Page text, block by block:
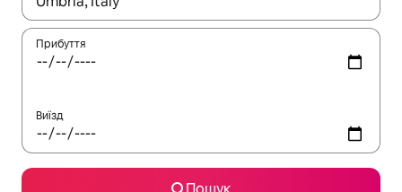
Прибуття
Виїзд